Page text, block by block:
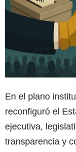
En el plano
reconfiguró el
ejecutiva,
transparencia y